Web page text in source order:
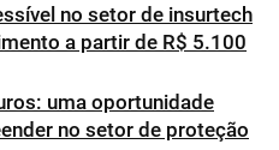
no setor de insurtech
a partir de R$ 5.100
uma oportunidade
no setor de proteção